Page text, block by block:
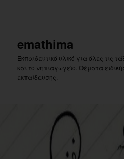
emathima
Εκπαιδευτικό υλικό για όλες τις
και το νηπιαγωγείο. Θέματα
εκπαίδευσης.